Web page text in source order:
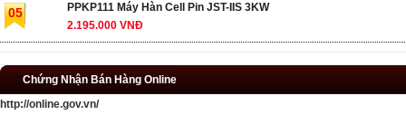
05
PPKP111 Máy Hàn Cell Pin JST-IIS 3KW
2.195.000 VNĐ
Chứng Nhận Bán Hàng Online
http://online.gov.vn/